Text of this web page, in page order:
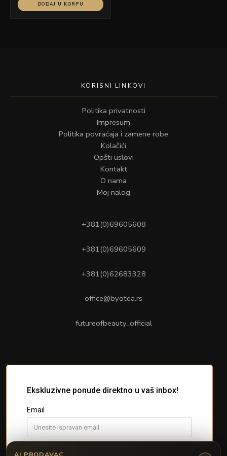
DODAJ U KORPU
KORISNI LINKOVI
Politika privatnosti
Impresum
Politika povraćaja i zamene robe
Kolačići
Opšti uslovi
Kontakt
O nama
Moj nalog
+381(0)69605608
+381(0)69605609
+381(0)62683328
office@byotea.rs
futureofbeauty_official
AI PRODAVAC